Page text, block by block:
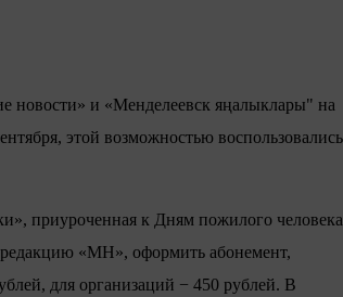
новости» и «Менделеевск яңалыклары" на
этой возможностью воспользовались
приуроченная к Дням пожилого
«МН», оформить абонемент,
для организаций − 450 рублей. В